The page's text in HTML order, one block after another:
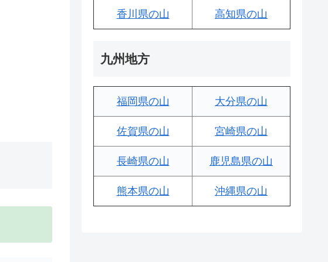
香川県の山 高知県の山
九州地方
福岡県の山 大分県の山
佐賀県の山 宮崎県の山
長崎県の山 鹿児島県の山
熊本県の山 沖縄県の山